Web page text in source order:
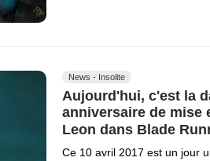
News - Insolite
Aujourd'hui, c'est la
anniversaire de mise
Leon dans Blade
Ce 10 avril 2017 est un jour